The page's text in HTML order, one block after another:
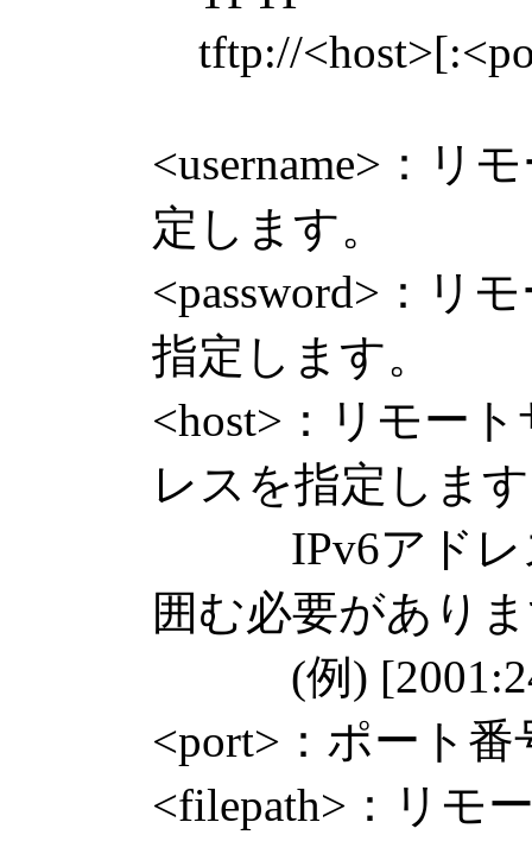
tftp://
<username>：リ
定します。
<password>：リ
指定します。
<host>：リモー
レスを指定しま
IPv6アドレス
囲む必要があり
(例)
<port>：ポート
<filepath>：リモ